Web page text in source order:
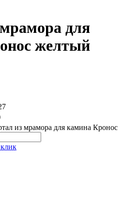
для
желтый
из мрамора для камина Кронос